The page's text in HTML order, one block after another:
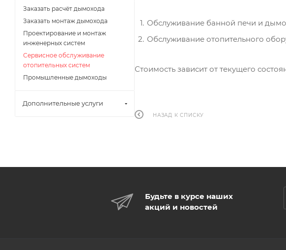
Обслуживание банной печи и
Обслуживание отопительного
Стоимость зависит от текущего
НАЗАД К СПИСКУ
Заказать расчёт дымохода
Заказать монтаж дымохода
Проектирование и монтаж
инженерных систем
Сервисное обслуживание
отопительных систем
Промышленные дымоходы
Дополнительные услуги
Будьте в курсе наших
акций и новостей